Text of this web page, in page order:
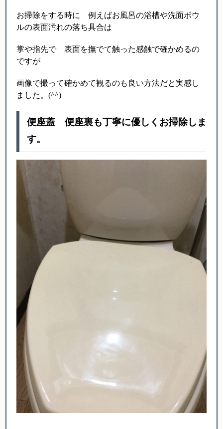
お掃除をする時に 例えばお風呂の浴槽や洗面ボウ
ルの表面汚れの落ち具合は
掌や指先で 表面を撫でて触った感触で確かめるの
ですが
画像で撮って確かめて観るのも良い方法だと実感し
ました。(^^)
便座蓋 便座裏も丁寧に優しくお掃除しま
す。